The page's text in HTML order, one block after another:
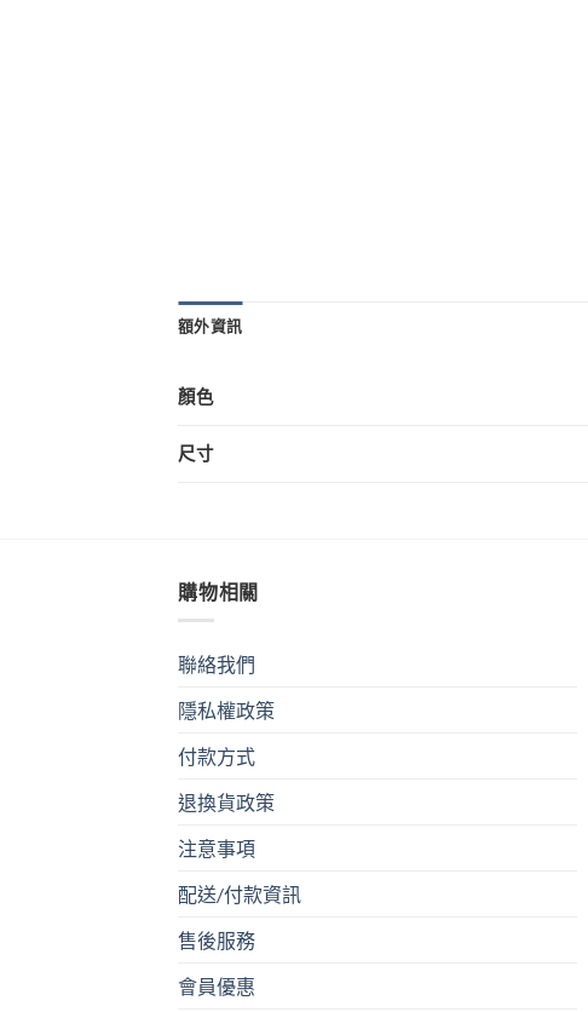
額外資訊
顏色
尺寸
購物相關
聯絡我們
隱私權政策
付款方式
退換貨政策
注意事項
配送/付款資訊
售後服務
會員優惠